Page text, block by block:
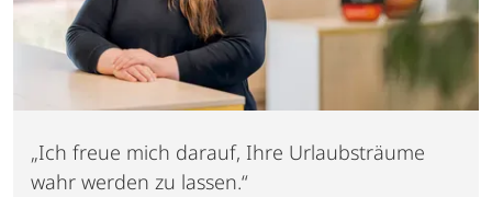
„Ich freue mich darauf, Ihre Urlaubsträume
wahr werden zu lassen.“